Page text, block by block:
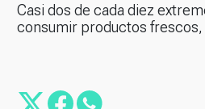
Casi dos de cada diez
consumir productos frescos,